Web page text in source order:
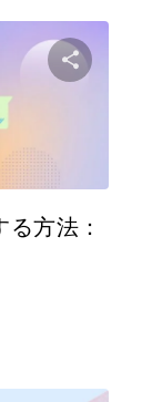
方法：